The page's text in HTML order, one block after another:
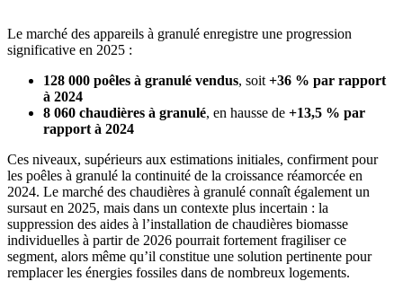
Le marché des appareils à granulé enregistre une progression
significative en 2025 :
128 000 poêles à granulé vendus, soit +36 % par rapport
à 2024
8 060 chaudières à granulé, en hausse de +13,5 % par
rapport à 2024
Ces niveaux, supérieurs aux estimations initiales, confirment pour
les poêles à granulé la continuité de la croissance réamorcée en
2024. Le marché des chaudières à granulé connaît également un
sursaut en 2025, mais dans un contexte plus incertain : la
suppression des aides à l’installation de chaudières biomasse
individuelles à partir de 2026 pourrait fortement fragiliser ce
segment, alors même qu’il constitue une solution pertinente pour
remplacer les énergies fossiles dans de nombreux logements.